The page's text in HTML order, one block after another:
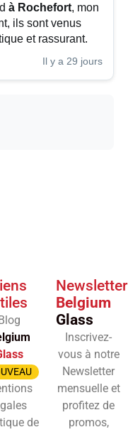
à Rochefort, mon
ils sont venus
et rassurant.
Il y a 29 jours
Blog
de
Newsletter
Belgium
Glass
Inscrivez-
vous à notre
Newsletter
mensuelle et
profitez de
promos,